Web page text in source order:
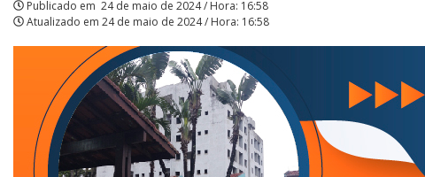
Publicado em 24 de maio de 2024 / Hora: 16:58
Atualizado em 24 de maio de 2024 / Hora: 16:58